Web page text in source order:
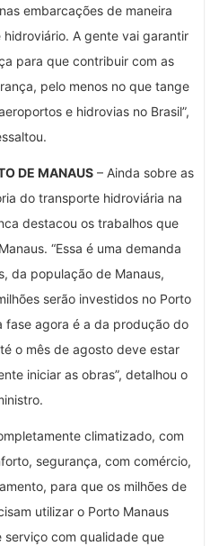
embarcações de maneira
A gente vai garantir
para que contribuir com as
pelo menos no que tange
e hidrovias no Brasil”,
DE MANAUS– Ainda sobre as
do transporte hidroviária na
destacou os trabalhos que
“Essa é uma demanda
da população de Manaus,
serão investidos no Porto
fase agora é a da produção do
o mês de agosto deve estar
iniciar as obras”, detalhou o
climatizado, com
segurança, com comércio,
para que os milhões de
utilizar o Porto Manaus
serviço com qualidade que